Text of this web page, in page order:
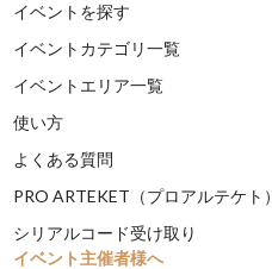
イベントを探す
イベントカテゴリ一覧
イベントエリア一覧
使い方
よくある質問
PRO ARTEKET（プロアルテケト）
シリアルコード受け取り
イベント主催者様へ